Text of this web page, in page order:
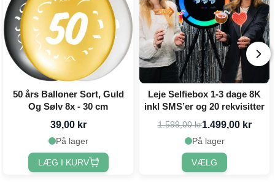
50 års Balloner Sort, Guld
Og Sølv 8x - 30 cm
39,00 kr
På lager
LÆG I KURV
Leje Selfiebox 1-3 dage 8K
inkl SMS’er og 20 rekvisitter
1.599,00 kr1.499,00 kr
På lager
VÆLG